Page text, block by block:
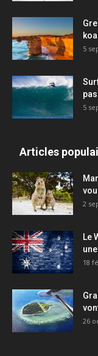
5
5
Articles
2
Le
18
26